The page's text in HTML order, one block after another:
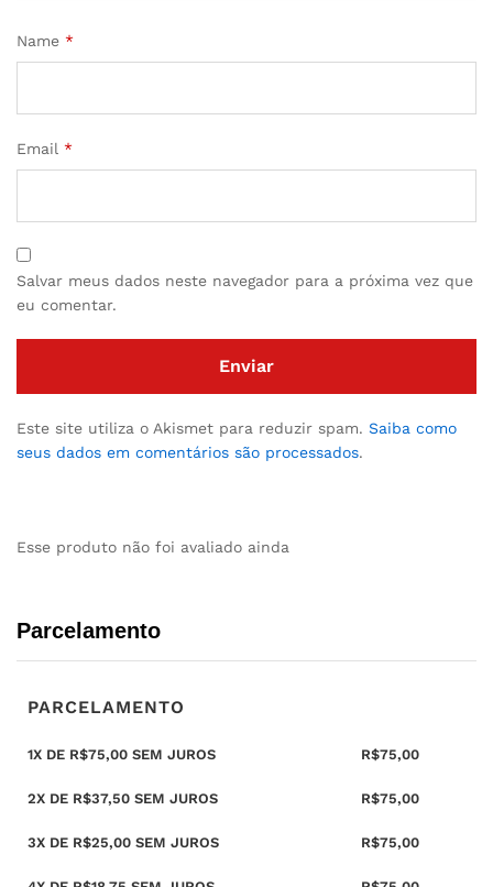
Name *
Email *
Salvar meus dados neste navegador para a próxima vez que
eu comentar.
Este site utiliza o Akismet para reduzir spam. Saiba como
seus dados em comentários são processados.
Esse produto não foi avaliado ainda
Parcelamento
PARCELAMENTO
1X DE R$75,00 SEM JUROS R$75,00
2X DE R$37,50 SEM JUROS R$75,00
3X DE R$25,00 SEM JUROS R$75,00